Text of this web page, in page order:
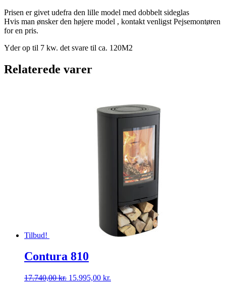
Prisen er givet udefra den lille model med dobbelt sideglas
Hvis man ønsker den højere model , kontakt venligst Pejsemontøren
for en pris.
Yder op til 7 kw. det svare til ca. 120M2
Relaterede varer
Tilbud!
Contura 810
17.740,00kr. Den
15.995,00 kr.